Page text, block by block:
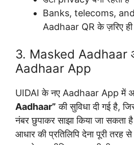
Banks, telecoms,
Aadhaar QR के ज़रिए
3. Masked Aadhaar
Aadhaar App
UIDAI के नए Aadhaar App में
Aadhaar” की सुविधा दी गई है,
नंबर छुपाकर साझा किया जा सकता
आधार की प्रतिलिपि देना पूरी तरह